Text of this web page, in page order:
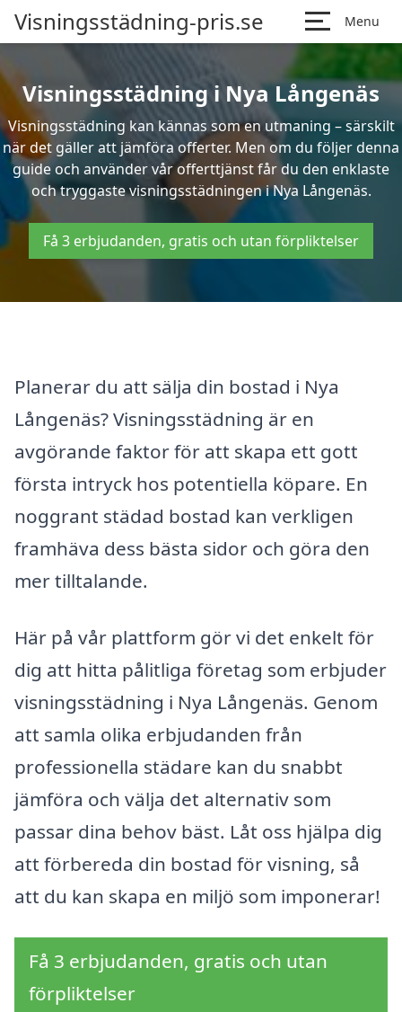
Visningsstädning-pris.se Menu
Visningsstädning i Nya Långenäs
Visningsstädning kan kännas som en utmaning – särskilt
när det gäller att jämföra offerter. Men om du följer denna
guide och använder vår offerttjänst får du den enklaste
och tryggaste visningsstädningen i Nya Långenäs.
Få 3 erbjudanden, gratis och utan förpliktelser
Planerar du att sälja din bostad i Nya
Långenäs? Visningsstädning är en
avgörande faktor för att skapa ett gott
första intryck hos potentiella köpare. En
noggrant städad bostad kan verkligen
framhäva dess bästa sidor och göra den
mer tilltalande.
Här på vår plattform gör vi det enkelt för
dig att hitta pålitliga företag som erbjuder
visningsstädning i Nya Långenäs. Genom
att samla olika erbjudanden från
professionella städare kan du snabbt
jämföra och välja det alternativ som
passar dina behov bäst. Låt oss hjälpa dig
att förbereda din bostad för visning, så
att du kan skapa en miljö som imponerar!
Få 3 erbjudanden, gratis och utan
förpliktelser